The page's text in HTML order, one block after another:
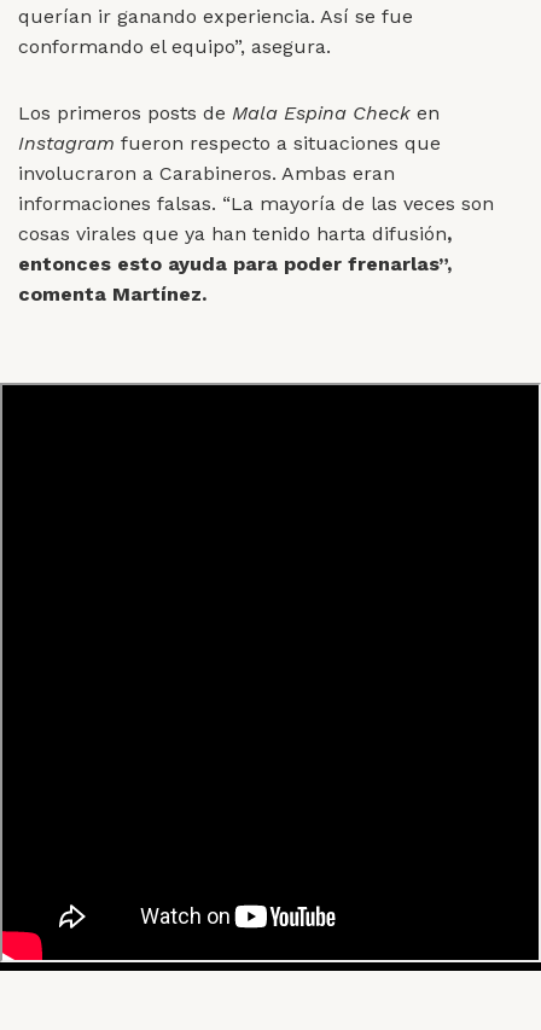
querían ir ganando experiencia. Así se fue
conformando el equipo”, asegura.
Los primeros posts de Mala Espina Check en
Instagram fueron respecto a situaciones que
involucraron a Carabineros. Ambas eran
informaciones falsas. “La mayoría de las veces son
cosas virales que ya han tenido harta difusión,
entonces esto ayuda para poder frenarlas”,
comenta Martínez.